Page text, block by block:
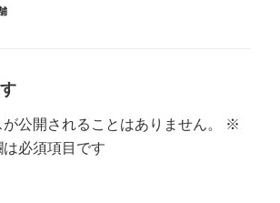
公開されることはありません。
※
必須項目です